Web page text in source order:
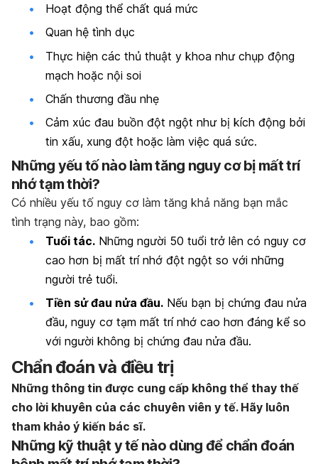
Hoạt động thể chất quá mức
Quan hệ tình dục
Thực hiện các thủ thuật y khoa như chụp động
mạch hoặc nội soi
Chấn thương đầu nhẹ
Cảm xúc đau buồn đột ngột như bị kích động bởi
tin xấu, xung đột hoặc làm việc quá sức.
Những yếu tố nào làm tăng nguy cơ bị mất trí
nhớ tạm thời?
Có nhiều yếu tố nguy cơ làm tăng khả năng bạn mắc
tình trạng này, bao gồm:
Tuổi tác. Những người 50 tuổi trở lên có nguy cơ
cao hơn bị mất trí nhớ đột ngột so với những
người trẻ tuổi.
Tiền sử đau nửa đầu. Nếu bạn bị chứng đau nửa
đầu, nguy cơ tạm mất trí nhớ cao hơn đáng kể so
với người không bị chứng đau nửa đầu.
Chẩn đoán và điều trị
Những thông tin được cung cấp không thể thay thế
cho lời khuyên của các chuyên viên y tế. Hãy luôn
tham khảo ý kiến bác sĩ.
Những kỹ thuật y tế nào dùng để chẩn đoán